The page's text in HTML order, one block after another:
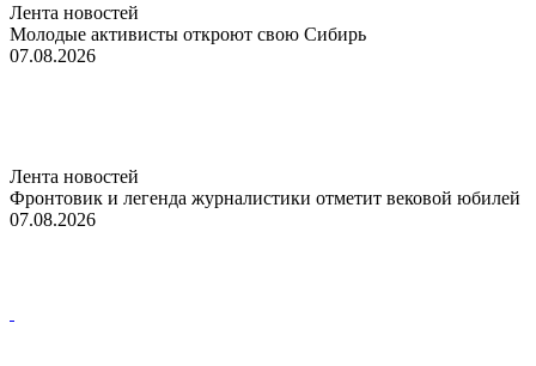
Лента новостей
Молодые активисты откроют свою Сибирь
07.08.2026
Лента новостей
Фронтовик и легенда журналистики отметит вековой юбилей
07.08.2026